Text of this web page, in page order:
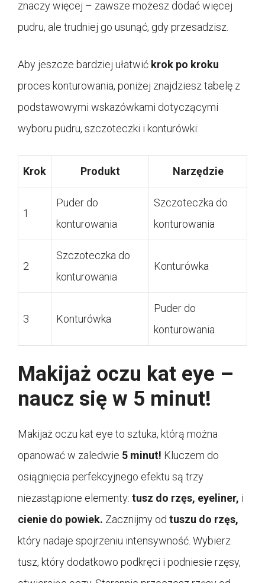
znaczy więcej – zawsze możesz dodać więcej
pudru, ale trudniej go usunąć, gdy przesadzisz.
Aby jeszcze bardziej ułatwić krok po kroku
proces konturowania, poniżej znajdziesz tabelę z
podstawowymi wskazówkami dotyczącymi
wyboru pudru, szczoteczki i konturówki:
Krok Produkt Narzędzie
1
Puder do
konturowania
Szczoteczka do
konturowania
2
Szczoteczka do
konturowania
Konturówka
3 Konturówka
Puder do
konturowania
Makijaż oczu kat eye –
naucz się w 5 minut!
Makijaż oczu kat eye to sztuka, którą można
opanować w zaledwie 5 minut! Kluczem do
osiągnięcia perfekcyjnego efektu są trzy
niezastąpione elementy: tusz do rzęs, eyeliner, i
cienie do powiek. Zacznijmy od tuszu do rzęs,
który nadaje spojrzeniu intensywność. Wybierz
tusz, który dodatkowo podkręci i podniesie rzęsy,